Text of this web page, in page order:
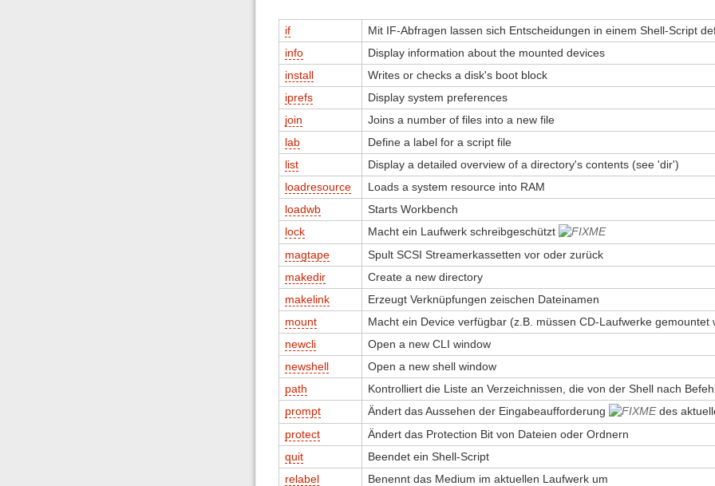
if
Mit IF-Abfragen lassen sich Entscheidungen in einem Shell-Script
info
Display information about the mounted devices
install
Writes or checks a disk's boot block
iprefs
Display system preferences
join
Joins a number of files into a new file
lab
Define a label for a script file
list
Display a detailed overview of a directory's contents (see 'dir')
loadresource
Loads a system resource into RAM
loadwb
Starts Workbench
lock
Macht ein Laufwerk schreibgeschützt
magtape
Spult SCSI Streamerkassetten vor oder zurück
makedir
Create a new directory
makelink
Erzeugt Verknüpfungen zeischen Dateinamen
mount
Macht ein Device verfügbar (z.B. müssen CD-Laufwerke gemountet
newcli
Open a new CLI window
newshell
Open a new shell window
path
Kontrolliert die Liste an Verzeichnissen, die von der Shell nach
prompt
Ändert das Aussehen der Eingabeaufforderung
des
protect
Ändert das Protection Bit von Dateien oder Ordnern
quit
Beendet ein Shell-Script
relabel
Benennt das Medium im aktuellen Laufwerk um